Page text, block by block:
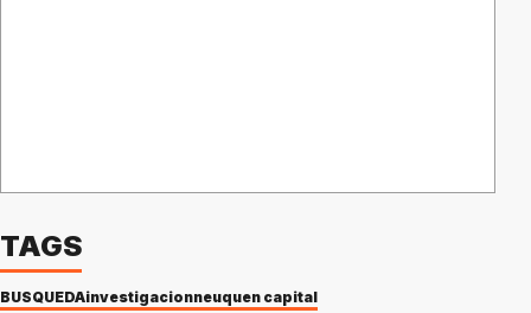
TAGS
BUSQUEDAinvestigacionneuquen capital